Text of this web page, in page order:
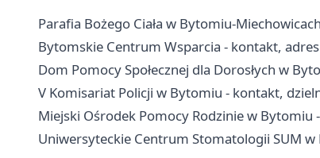
Parafia Bożego Ciała w Bytomiu-
Bytomskie Centrum Wsparcia - kontakt,
Dom Pomocy Społecznej dla Dorosłych w
V Komisariat Policji w Bytomiu - kontakt,
Miejski Ośrodek Pomocy Rodzinie w Bytomiu
Uniwersyteckie Centrum Stomatologii SUM